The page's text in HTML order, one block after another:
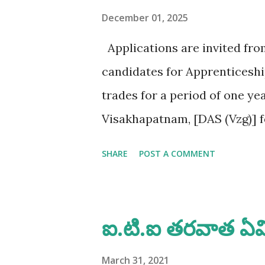
తగ్గిపోతాయి. అదే మీరు భారతదేశం
అవకాశాలు పెరుగుతాయి. మీరు
అక్కడ వసతి గృహాలు ( govt
చదవాలి ఎలా చదవాలి ? ఐ.టి.ఐ
December 01, 2025
Applications are invited
candidates for
trades for a period of one
Visakhapatnam, [DAS
(NCVT/ SCVT) : 65% Age.
training as per Ministry of
(MSDE) office memorandum
SHARE POST A COMMENT
ఐ.టి.ఐ తరవాత
March 31, 2021